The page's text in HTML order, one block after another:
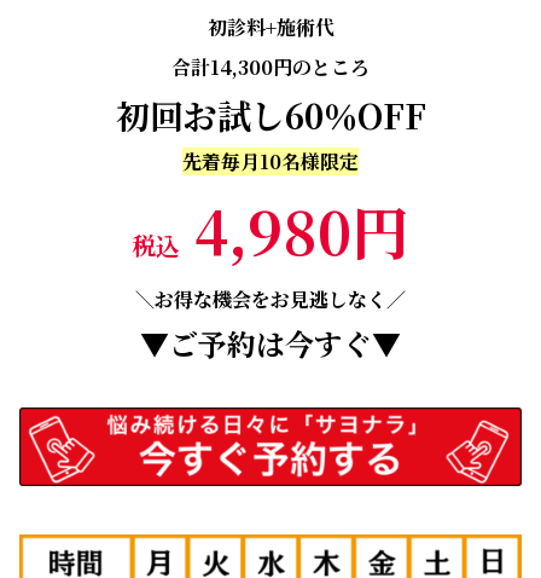
初診料+施術代
合計14,300円のところ
初回お試し60％OFF
先着毎月10名様限定
税込 4,980円
＼お得な機会をお見逃しなく／
▼ご予約は今すぐ▼